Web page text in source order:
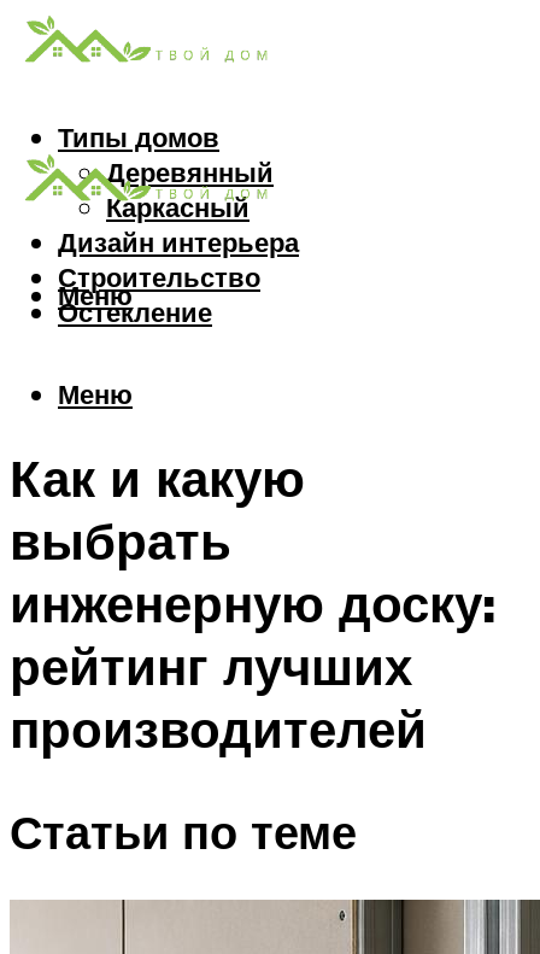
Типы домов
Деревянный
Каркасный
Дизайн интерьера
Строительство
Остекление
Меню
Меню
Как и какую
выбрать
инженерную доску:
рейтинг лучших
производителей
Статьи по теме